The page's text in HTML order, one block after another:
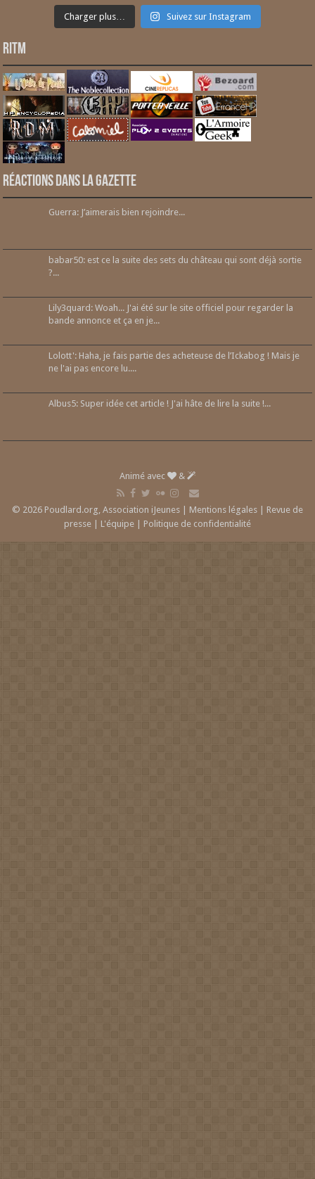
Charger plus… Suivez sur Instagram
RITM
Réactions dans la gazette
Guerra: J’aimerais bien rejoindre...
babar50: est ce la suite des sets du château qui sont déjà sortie
?...
Lily3quard: Woah... J'ai été sur le site officiel pour regarder la
bande annonce et ça en je...
Lolott': Haha, je fais partie des acheteuse de l’Ickabog ! Mais je
ne l'ai pas encore lu....
Albus5: Super idée cet article ! J'ai hâte de lire la suite !...
Animé avec &
© 2026 Poudlard.org, Association iJeunes | Mentions légales
Revue de
presse
L'équipe Politique de confidentialité